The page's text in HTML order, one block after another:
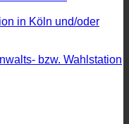
in Köln und/oder
bzw. Wahlstation